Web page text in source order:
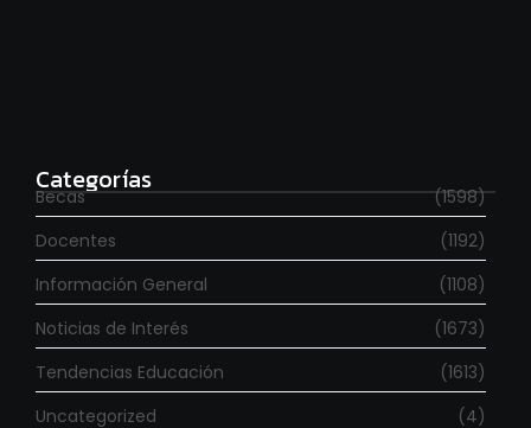
Categorías
Becas
(1598)
Docentes
(1192)
Información General
(1108)
Noticias de Interés
(1673)
Tendencias Educación
(1613)
Uncategorized
(4)